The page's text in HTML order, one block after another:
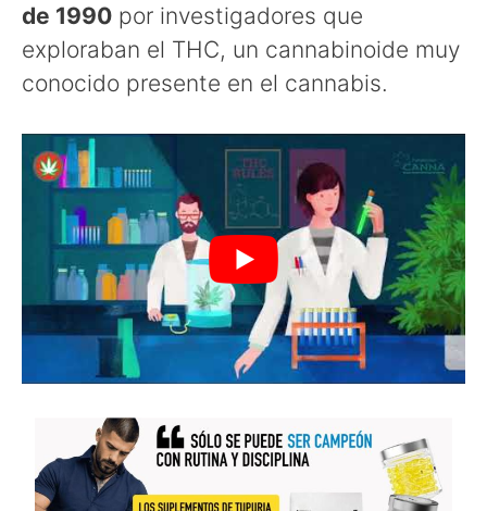
de 1990 por investigadores que
exploraban el THC, un cannabinoide muy
conocido presente en el cannabis.